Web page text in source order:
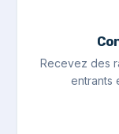
Recevez des
entrants